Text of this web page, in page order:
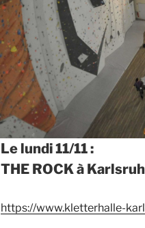
Le lundi 11/11 :
THE ROCK à
https://www.kletterhalle-